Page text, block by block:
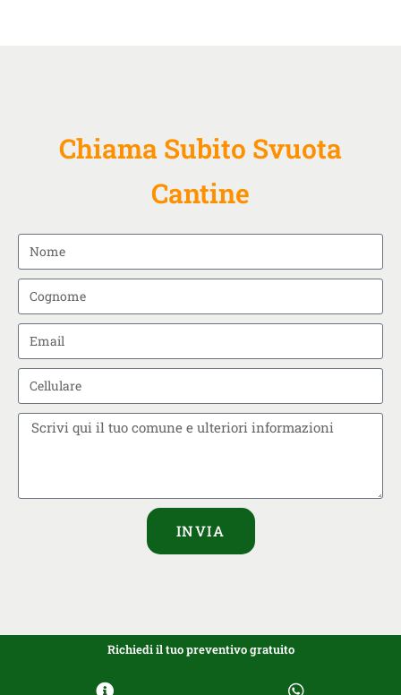
Chiama Subito Svuota
Cantine
INVIA
Richiedi il tuo preventivo gratuito